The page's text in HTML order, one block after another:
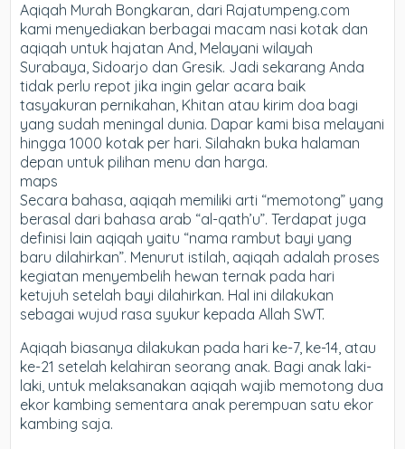
Aqiqah Murah Bongkaran, dari Rajatumpeng.com
kami menyediakan berbagai macam nasi kotak dan
aqiqah untuk hajatan And, Melayani wilayah
Surabaya, Sidoarjo dan Gresik. Jadi sekarang Anda
tidak perlu repot jika ingin gelar acara baik
tasyakuran pernikahan, Khitan atau kirim doa bagi
yang sudah meningal dunia. Dapar kami bisa melayani
hingga 1000 kotak per hari. Silahakn buka halaman
depan untuk pilihan menu dan harga.
maps
Secara bahasa, aqiqah memiliki arti “memotong” yang
berasal dari bahasa arab “al-qath’u”. Terdapat juga
definisi lain aqiqah yaitu “nama rambut bayi yang
baru dilahirkan”. Menurut istilah, aqiqah adalah proses
kegiatan menyembelih hewan ternak pada hari
ketujuh setelah bayi dilahirkan. Hal ini dilakukan
sebagai wujud rasa syukur kepada Allah SWT.
Aqiqah biasanya dilakukan pada hari ke-7, ke-14, atau
ke-21 setelah kelahiran seorang anak. Bagi anak laki-
laki, untuk melaksanakan aqiqah wajib memotong dua
ekor kambing sementara anak perempuan satu ekor
kambing saja.